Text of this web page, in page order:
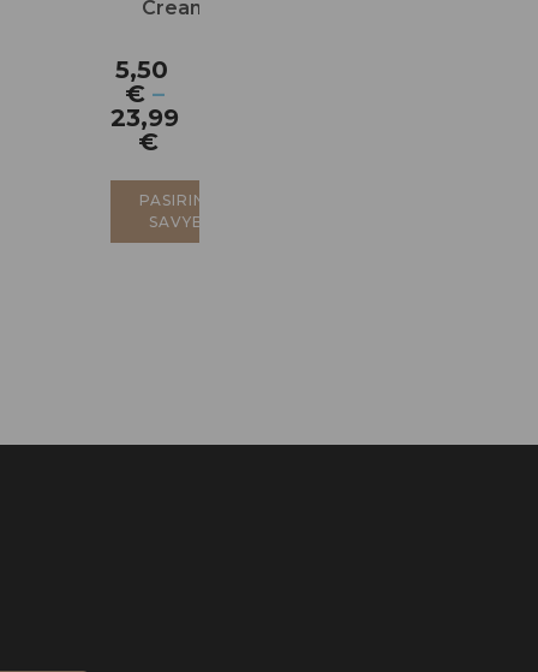
Cream+
ir antakiams)
5,50
€ –
23,99
€
PASIRINKTI
SAVYBES